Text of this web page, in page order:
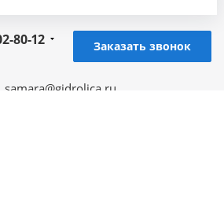
80-12
Заказать звонок
samara@gidrolica.ru
в соответствии с
персональных